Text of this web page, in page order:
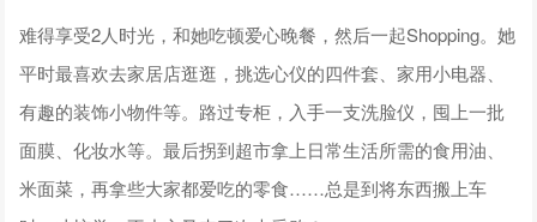
难得享受2人时光，和她吃顿爱心晚餐，然后一起Shopping。她
平时最喜欢去家居店逛逛，挑选心仪的四件套、家用小电器、
有趣的装饰小物件等。路过专柜，入手一支洗脸仪，囤上一批
面膜、化妆水等。最后拐到超市拿上日常生活所需的食用油、
米面菜，再拿些大家都爱吃的零食……总是到将东西搬上车